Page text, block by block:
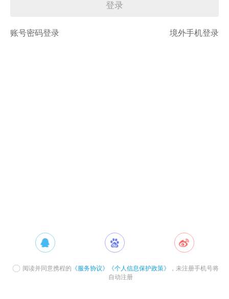
登录
账号密码登录 境外手机登录
阅读并同意携程的 《服务协议》 《个人信息保护政策》
，未注册手机号将
自动注册